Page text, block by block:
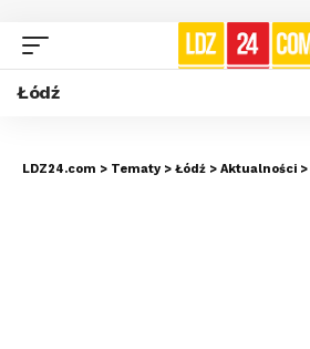
Łódź
LDZ24.com > Tematy > Łódź > Aktualności >